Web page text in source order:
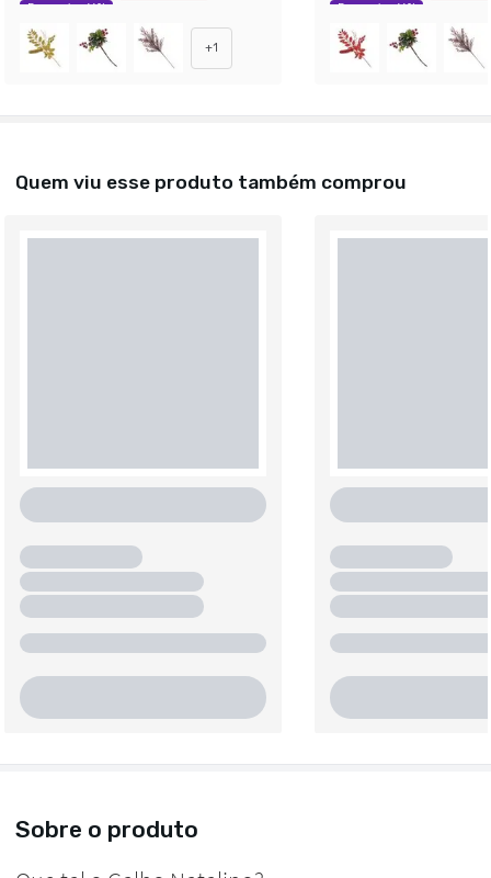
Economize 66%
+1
Economize 66%
Quem viu esse produto também comprou
Sobre o produto